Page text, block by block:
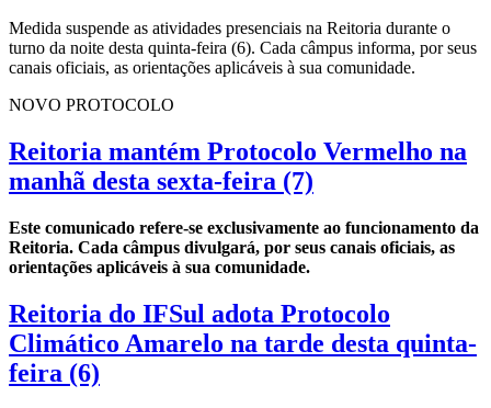
Medida suspende as atividades presenciais na Reitoria durante o
turno da noite desta quinta-feira (6). Cada câmpus informa, por seus
canais oficiais, as orientações aplicáveis à sua comunidade.
NOVO PROTOCOLO
Reitoria mantém Protocolo Vermelho na
manhã desta sexta-feira (7)
Este comunicado refere-se exclusivamente ao funcionamento da
Reitoria. Cada câmpus divulgará, por seus canais oficiais, as
orientações aplicáveis à sua comunidade.
Reitoria do IFSul adota Protocolo
Climático Amarelo na tarde desta quinta-
feira (6)